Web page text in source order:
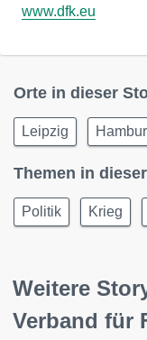
www.dfk.eu
Orte in dieser
Leipzig
Themen in
Politik Krieg
Weitere
Verband für